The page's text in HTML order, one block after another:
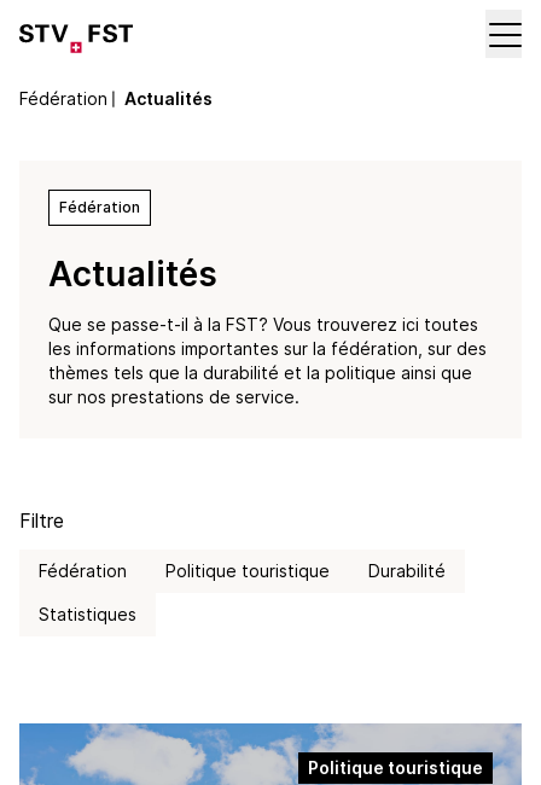
Fédération〡 Actualités
Fédération
Actualités
Que se passe-t-il à la FST? Vous trouverez ici toutes
les informations importantes sur la fédération, sur des
thèmes tels que la durabilité et la politique ainsi que
sur nos prestations de service.
Filtre
Fédération Politique touristique Durabilité
Statistiques
Politique touristique